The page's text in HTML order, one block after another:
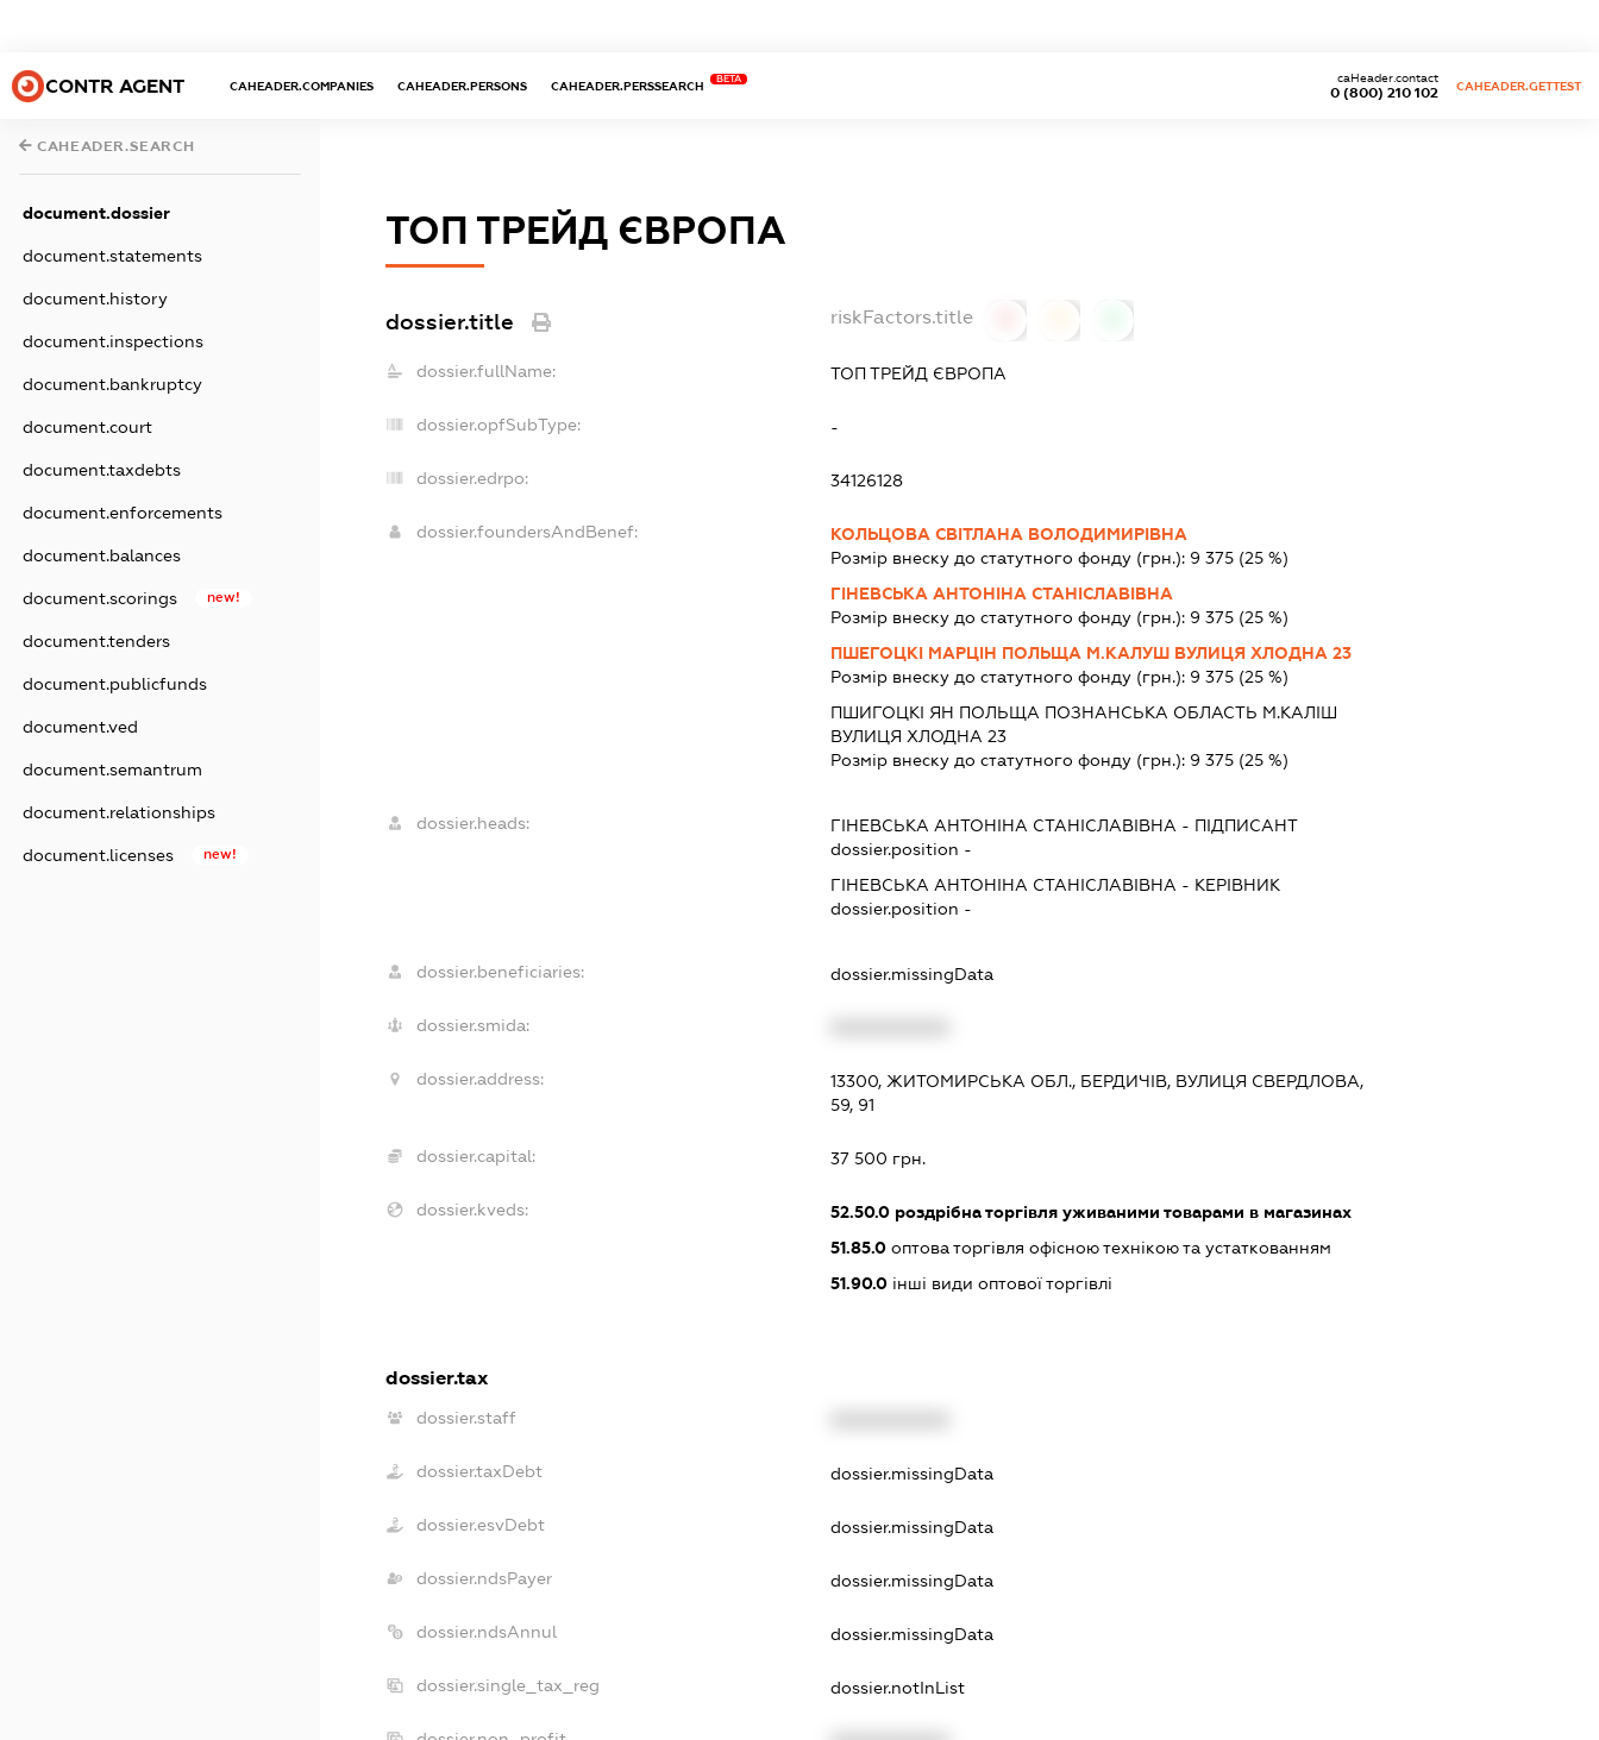
CONTR AGENT CAHEADER.COMPANIES CAHEADER.PERSONS CAHEADER.PERSSEARCH
BETA
0 (800) 210 102
caHeader.contact
CAHEADER.GETTEST
CAHEADER.SEARCH
document.dossier
document.statements
document.history
document.inspections
document.bankruptcy
document.court
document.taxdebts
document.enforcements
document.balances
document.scorings new!
document.tenders
document.publicfunds
document.ved
document.semantrum
document.relationships
document.licenses new!
ТОП ТРЕЙД ЄВРОПА
dossier.title riskFactors.title
dossier.fullName: ТОП ТРЕЙД ЄВРОПА
dossier.opfSubType: -
dossier.edrpo: 34126128
dossier.foundersAndBenef:
КОЛЬЦОВА СВІТЛАНА ВОЛОДИМИРІВНА
Розмір внеску до статутного фонду (грн.): 9 375(25 %)
ГІНЕВСЬКА АНТОНІНА СТАНІСЛАВІВНА
Розмір внеску до статутного фонду (грн.): 9 375(25 %)
ПШЕГОЦКІ МАРЦІН ПОЛЬЩА М.КАЛУШ ВУЛИЦЯ ХЛОДНА 23
Розмір внеску до статутного фонду (грн.): 9 375(25 %)
ПШИГОЦКІ ЯН ПОЛЬЩА ПОЗНАНСЬКА ОБЛАСТЬ М.КАЛІШ
ВУЛИЦЯ ХЛОДНА 23
Розмір внеску до статутного фонду (грн.): 9 375(25 %)
dossier.heads: ГІНЕВСЬКА АНТОНІНА СТАНІСЛАВІВНА - ПІДПИСАНТ
dossier.position -
ГІНЕВСЬКА АНТОНІНА СТАНІСЛАВІВНА - КЕРІВНИК
dossier.position -
dossier.beneficiaries: dossier.missingData
dossier.smida:
dossier.address:
13300, ЖИТОМИРСЬКА ОБЛ., БЕРДИЧІВ, ВУЛИЦЯ СВЕРДЛОВА,
59, 91
dossier.capital: 37 500 грн.
dossier.kveds: 52.50.0роздрібна торгівля уживаними товарами в магазинах
51.85.0оптова торгівля офісною технікою та устаткованням
51.90.0інші види оптової торгівлі
dossier.tax
dossier.staff
dossier.taxDebt dossier.missingData
dossier.esvDebt dossier.missingData
dossier.ndsPayer dossier.missingData
dossier.ndsAnnul dossier.missingData
dossier.single_tax_reg dossier.notInList